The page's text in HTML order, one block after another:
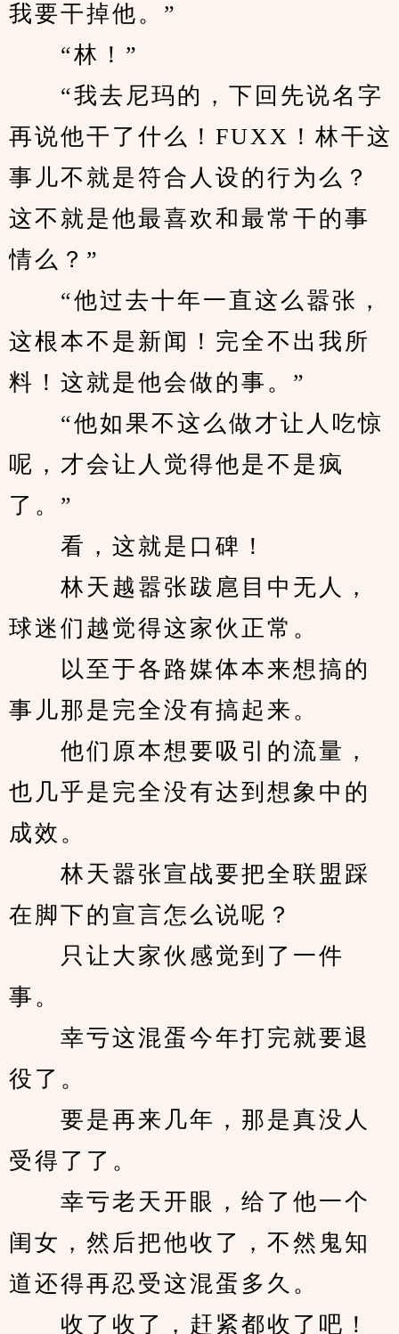
我要干掉他。”
“林！”
“我去尼玛的，下回先说名字
再说他干了什么！FUXX！林干这
事儿不就是符合人设的行为么？
这不就是他最喜欢和最常干的事
情么？”
“他过去十年一直这么嚣张，
这根本不是新闻！完全不出我所
料！这就是他会做的事。”
“他如果不这么做才让人吃惊
呢，才会让人觉得他是不是疯
了。”
看，这就是口碑！
林天越嚣张跋扈目中无人，
球迷们越觉得这家伙正常。
以至于各路媒体本来想搞的
事儿那是完全没有搞起来。
他们原本想要吸引的流量，
也几乎是完全没有达到想象中的
成效。
林天嚣张宣战要把全联盟踩
在脚下的宣言怎么说呢？
只让大家伙感觉到了一件
事。
幸亏这混蛋今年打完就要退
役了。
要是再来几年，那是真没人
受得了了。
幸亏老天开眼，给了他一个
闺女，然后把他收了，不然鬼知
道还得再忍受这混蛋多久。
收了收了，赶紧都收了吧！